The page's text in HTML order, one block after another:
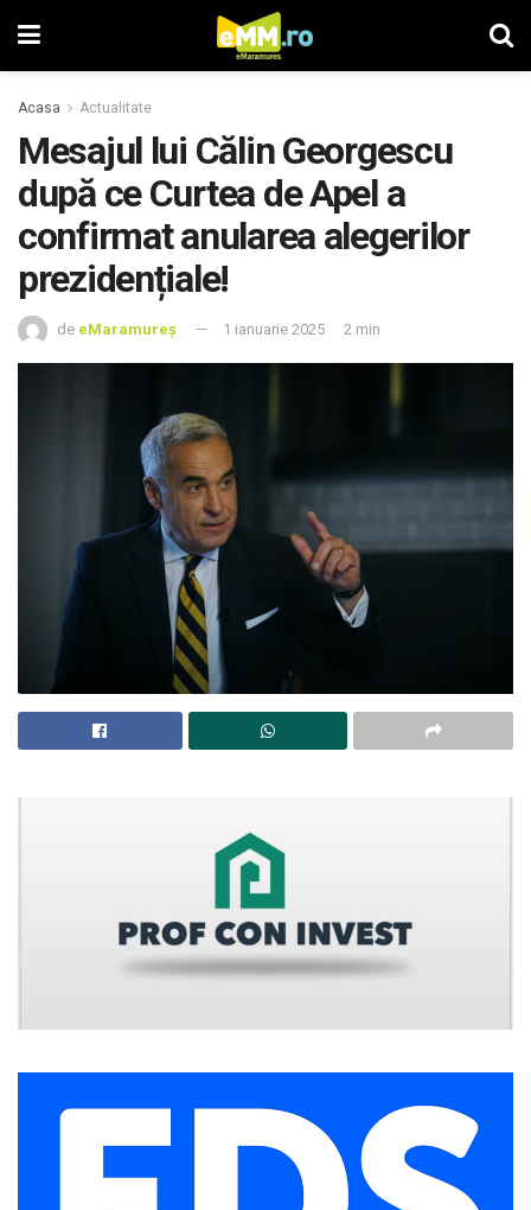
Acasa Actualitate
Mesajul lui Călin Georgescu
după ce Curtea de Apel a
confirmat anularea alegerilor
prezidențiale!
de eMaramureș 1 ianuarie 2025 2 min